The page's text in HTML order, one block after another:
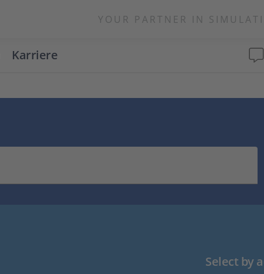
YOUR PARTNER IN
Karriere
Select by